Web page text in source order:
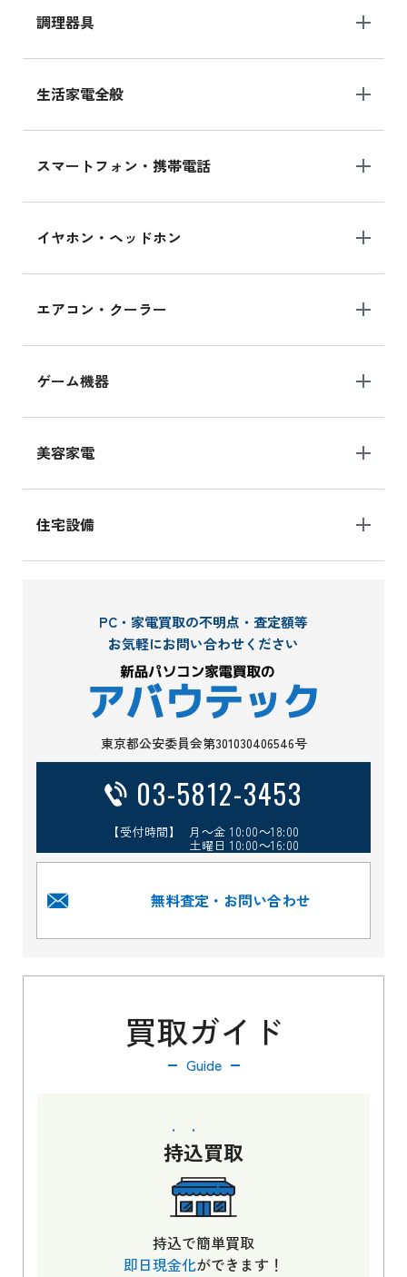
調理器具
生活家電全般
スマートフォン・携帯電話
イヤホン・ヘッドホン
エアコン・クーラー
ゲーム機器
美容家電
住宅設備
PC・家電買取の不明点・査定額等
お気軽にお問い合わせください
東京都公安委員会第301030406546号
03-5812-3453
【受付時間】 月～金 10:00～18:00
土曜日 10:00～16:00
無料査定・お問い合わせ
買取ガイド
Guide
持込買取
持込で簡単買取
即日現金化ができます！